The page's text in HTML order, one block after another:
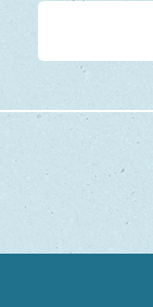
未成
婚姻
裁判